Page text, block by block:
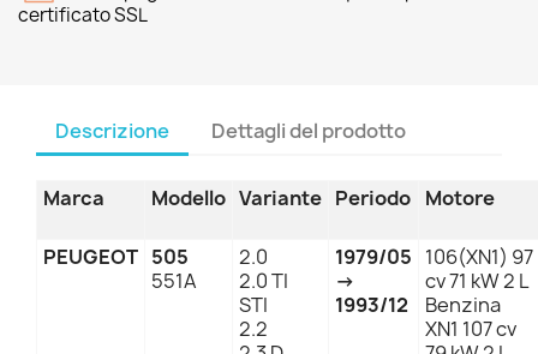
certificato SSL
Descrizione Dettagli del prodotto
Marca Modello Variante Periodo Motore
PEUGEOT 505
551A
2.0
2.0 TI
STI
2.2
1979/05
→
1993/12
106(XN1) 97
cv 71 kW 2 L
Benzina
XN1 107 cv